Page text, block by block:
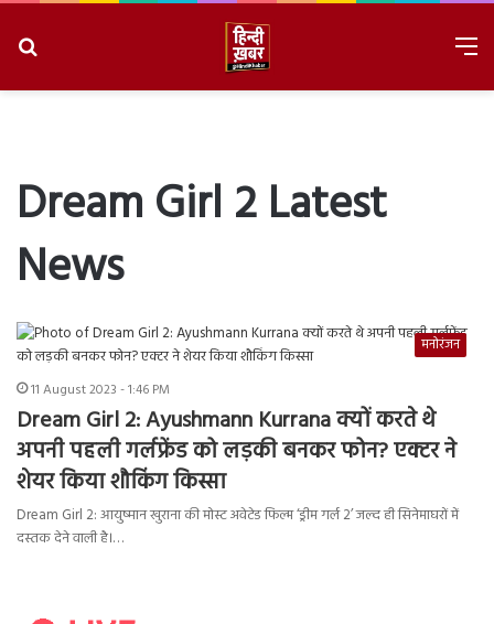
Dream Girl 2 Latest
News
मनोरंजन
11 August 2023 - 1:46 PM
Dream Girl 2: Ayushmann Kurrana क्यों करते थे
अपनी पहली गर्लफ्रेंड को लड़की बनकर फोन? एक्टर ने
शेयर किया शौकिंग किस्सा
Dream Girl 2: आयुष्मान खुराना की मोस्ट अवेटेड फिल्म ‘ड्रीम गर्ल 2’ जल्द ही सिनेमाघरों में
दस्तक देने वाली है।…